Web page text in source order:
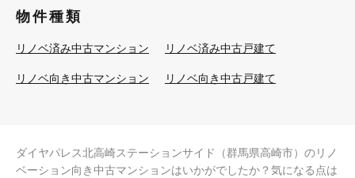
物件種類
リノベ済み中古マンション リノベ済み中古戸建て
リノベ向き中古マンション リノベ向き中古戸建て
ダイヤパレス北高崎ステーションサイド（群馬県高崎市）のリノ
ベーション向き中古マンションはいかがでしたか？気になる点は